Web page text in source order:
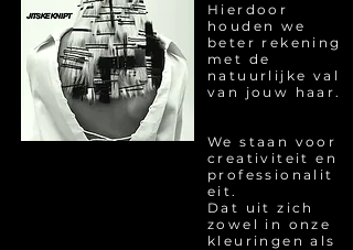
Hierdoor
houden we
beter rekening
met de
natuurlijke val
van jouw haar.
We staan voor
creativiteit en
professionalit
eit.
Dat uit zich
zowel in onze
kleuringen als